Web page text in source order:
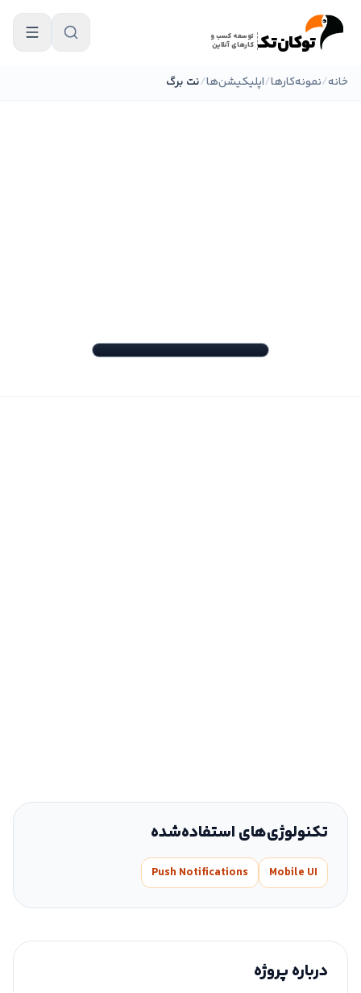
توکان‌تکـ توسعه کسب و
کارهای آنلاین
خانه/نمونه‌کارها/اپلیکیشن‌ها/نت برگ
تکنولوژی‌های استفاده‌شده
Mobile UI
Push Notifications
درباره پروژه